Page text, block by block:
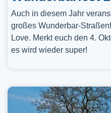
Auch in diesem Jahr
großes Wunderbar-
Love. Merkt euch den 4.
es wird wieder super!